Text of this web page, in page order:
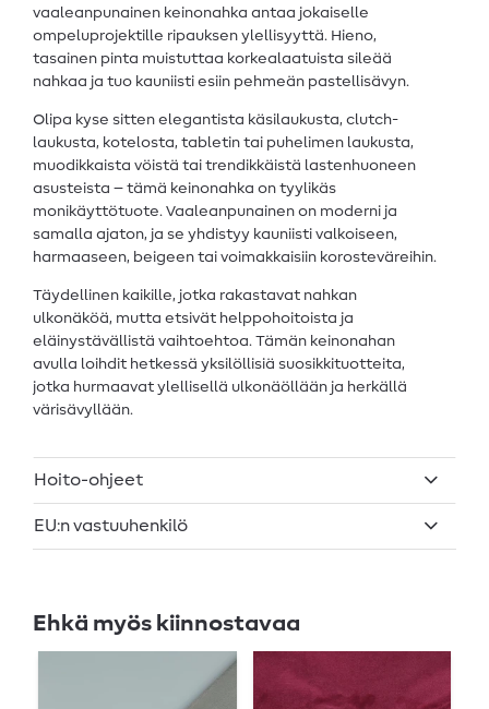
vaaleanpunainen keinonahka antaa jokaiselle
ompeluprojektille ripauksen ylellisyyttä. Hieno,
tasainen pinta muistuttaa korkealaatuista sileää
nahkaa ja tuo kauniisti esiin pehmeän pastellisävyn.
Olipa kyse sitten elegantista käsilaukusta, clutch-
laukusta, kotelosta, tabletin tai puhelimen laukusta,
muodikkaista vöistä tai trendikkäistä lastenhuoneen
asusteista – tämä keinonahka on tyylikäs
monikäyttötuote. Vaaleanpunainen on moderni ja
samalla ajaton, ja se yhdistyy kauniisti valkoiseen,
harmaaseen, beigeen tai voimakkaisiin korosteväreihin.
Täydellinen kaikille, jotka rakastavat nahkan
ulkonäköä, mutta etsivät helppohoitoista ja
eläinystävällistä vaihtoehtoa. Tämän keinonahan
avulla loihdit hetkessä yksilöllisiä suosikkituotteita,
jotka hurmaavat ylellisellä ulkonäöllään ja herkällä
värisävyllään.
Hoito-ohjeet
EU:n vastuuhenkilö
Ehkä myös kiinnostavaa